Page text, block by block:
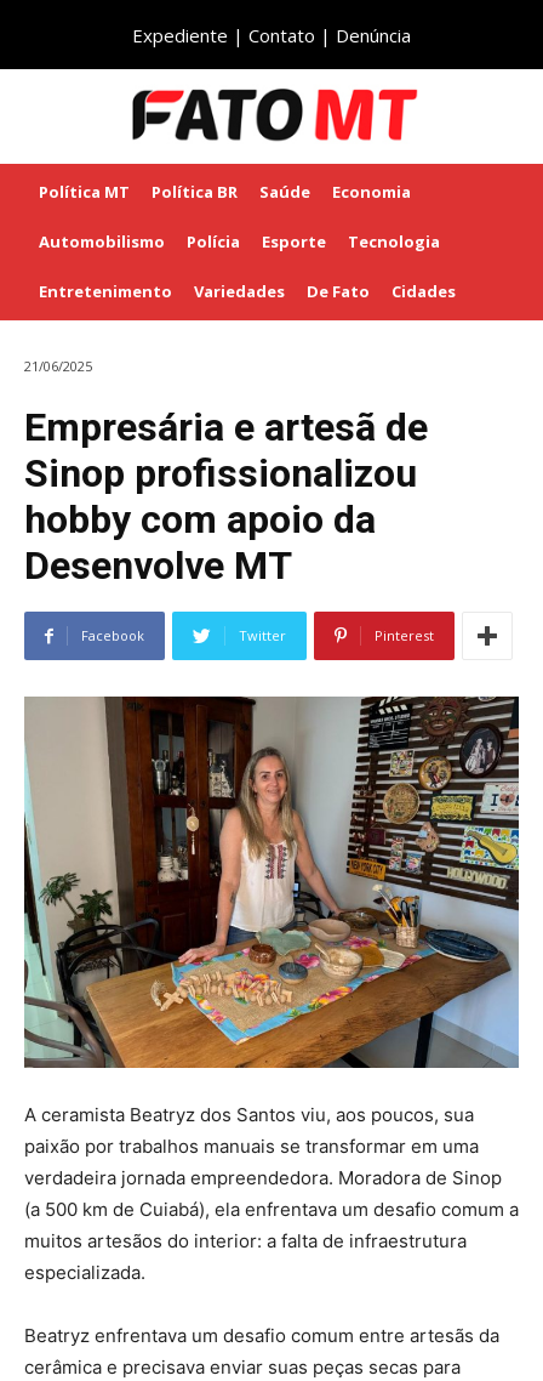
Expediente | Contato | Denúncia
Política MT Política BR Saúde Economia
Automobilismo Polícia Esporte Tecnologia
Entretenimento Variedades De Fato Cidades
21/06/2025
Empresária e artesã de
Sinop profissionalizou
hobby com apoio da
Desenvolve MT
Facebook Twitter Pinterest
A ceramista Beatryz dos Santos viu, aos poucos, sua
paixão por trabalhos manuais se transformar em uma
verdadeira jornada empreendedora. Moradora de Sinop
(a 500 km de Cuiabá), ela enfrentava um desafio comum a
muitos artesãos do interior: a falta de infraestrutura
especializada.
Beatryz enfrentava um desafio comum entre artesãs da
cerâmica e precisava enviar suas peças secas para